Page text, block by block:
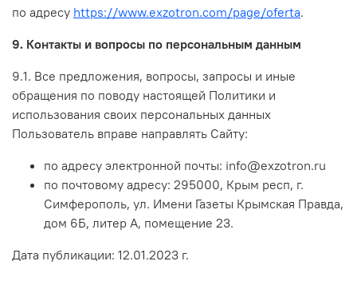
по адресу https://www.exzotron.com/page/oferta.
9. Контакты и вопросы по персональным данным
9.1. Все предложения, вопросы, запросы и иные
обращения по поводу настоящей Политики и
использования своих персональных данных
Пользователь вправе направлять Сайту:
по адресу электронной почты: info@exzotron.ru
по почтовому адресу: 295000, Крым респ, г.
Симферополь, ул. Имени Газеты Крымская Правда,
дом 6Б, литер А, помещение 23.
Дата публикации: 12.01.2023 г.